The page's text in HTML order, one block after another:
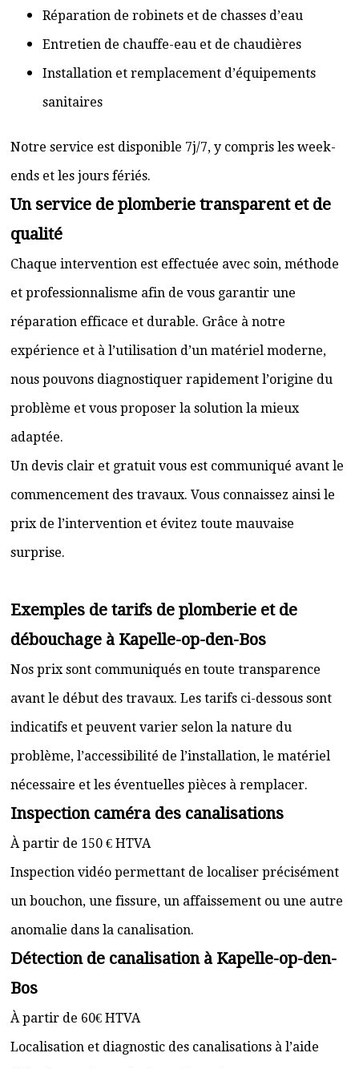
Réparation de robinets et de chasses d’eau
Entretien de chauffe-eau et de chaudières
Installation et remplacement d’équipements
sanitaires
Notre service est disponible 7j/7, y compris les week-
ends et les jours fériés.
Un service de plomberie transparent et de
qualité
Chaque intervention est effectuée avec soin, méthode
et professionnalisme afin de vous garantir une
réparation efficace et durable. Grâce à notre
expérience et à l’utilisation d’un matériel moderne,
nous pouvons diagnostiquer rapidement l’origine du
problème et vous proposer la solution la mieux
adaptée.
Un devis clair et gratuit vous est communiqué avant le
commencement des travaux. Vous connaissez ainsi le
prix de l’intervention et évitez toute mauvaise
surprise.
Exemples de tarifs de plomberie et de
débouchage à Kapelle-op-den-Bos
Nos prix sont communiqués en toute transparence
avant le début des travaux. Les tarifs ci-dessous sont
indicatifs et peuvent varier selon la nature du
problème, l’accessibilité de l’installation, le matériel
nécessaire et les éventuelles pièces à remplacer.
Inspection caméra des canalisations
À partir de 150 € HTVA
Inspection vidéo permettant de localiser précisément
un bouchon, une fissure, un affaissement ou une autre
anomalie dans la canalisation.
Détection de canalisation à Kapelle-op-den-
Bos
À partir de 60€ HTVA
Localisation et diagnostic des canalisations à l’aide